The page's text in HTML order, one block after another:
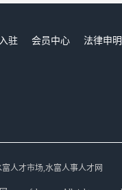
驻 会员中心
法律申明
人才市场,水富人事人才网